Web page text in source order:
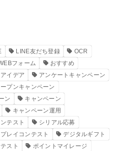
LINE友だち登録
OCR
フォーム
おすすめ
アイデア
アンケートキャンペーン
プンキャンペーン
ン
キャンペーン
キャンペーン運用
ンテスト
シリアル応募
レイコンテスト
デジタルギフト
スト
ポイントマイレージ